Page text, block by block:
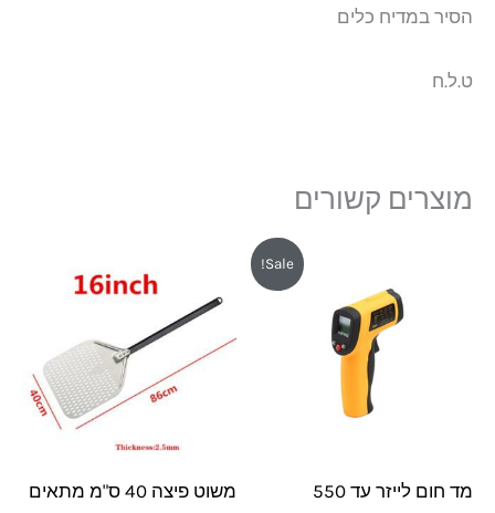
הסיר במדיח כלים
ט.ל.ח
מוצרים קשורים
Sale!
מד חום לייזר עד 550
היה:
₪149.
הוא:
₪99.
משוט פיצה 40 ס"מ מתאים